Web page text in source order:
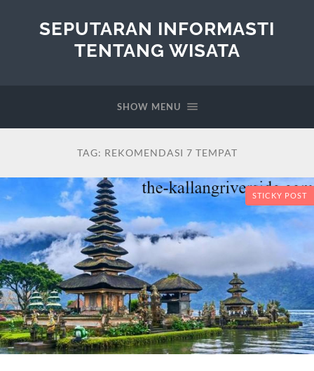
SEPUTARAN INFORMASTI
TENTANG WISATA
SHOW MENU
TAG: REKOMENDASI 7 TEMPAT
STICKY POST